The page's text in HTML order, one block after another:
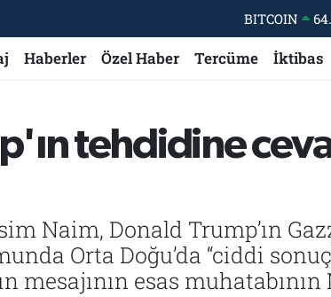
BITCOIN
DOLAR
GRAM ALTIN
Haberler Özel Haber Tercüme İktibas
tehdidine
Naim, Donald Trump’ın
Orta Doğu’da “ciddi
mesajının esas